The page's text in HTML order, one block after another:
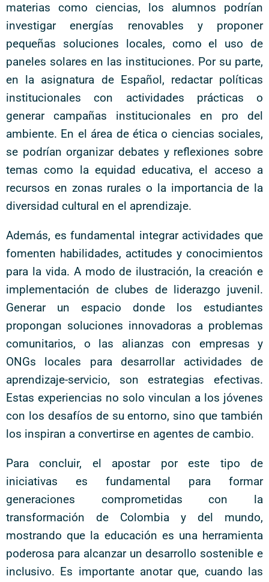
materias como ciencias, los alumnos podrían
investigar energías renovables y proponer
pequeñas soluciones locales, como el uso de
paneles solares en las instituciones. Por su parte,
en la asignatura de Español, redactar políticas
institucionales con actividades prácticas o
generar campañas institucionales en pro del
ambiente. En el área de ética o ciencias sociales,
se podrían organizar debates y reflexiones sobre
temas como la equidad educativa, el acceso a
recursos en zonas rurales o la importancia de la
diversidad cultural en el aprendizaje.
Además, es fundamental integrar actividades que
fomenten habilidades, actitudes y conocimientos
para la vida. A modo de ilustración, la creación e
implementación de clubes de liderazgo juvenil.
Generar un espacio donde los estudiantes
propongan soluciones innovadoras a problemas
comunitarios, o las alianzas con empresas y
ONGs locales para desarrollar actividades de
aprendizaje-servicio, son estrategias efectivas.
Estas experiencias no solo vinculan a los jóvenes
con los desafíos de su entorno, sino que también
los inspiran a convertirse en agentes de cambio.
Para concluir, el apostar por este tipo de
iniciativas es fundamental para formar
generaciones comprometidas con la
transformación de Colombia y del mundo,
mostrando que la educación es una herramienta
poderosa para alcanzar un desarrollo sostenible e
inclusivo. Es importante anotar que, cuando las